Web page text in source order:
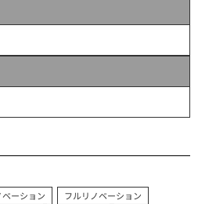
ベーション
フルリノベーション